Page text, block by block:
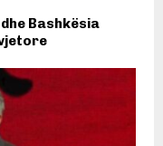
Bashkësia